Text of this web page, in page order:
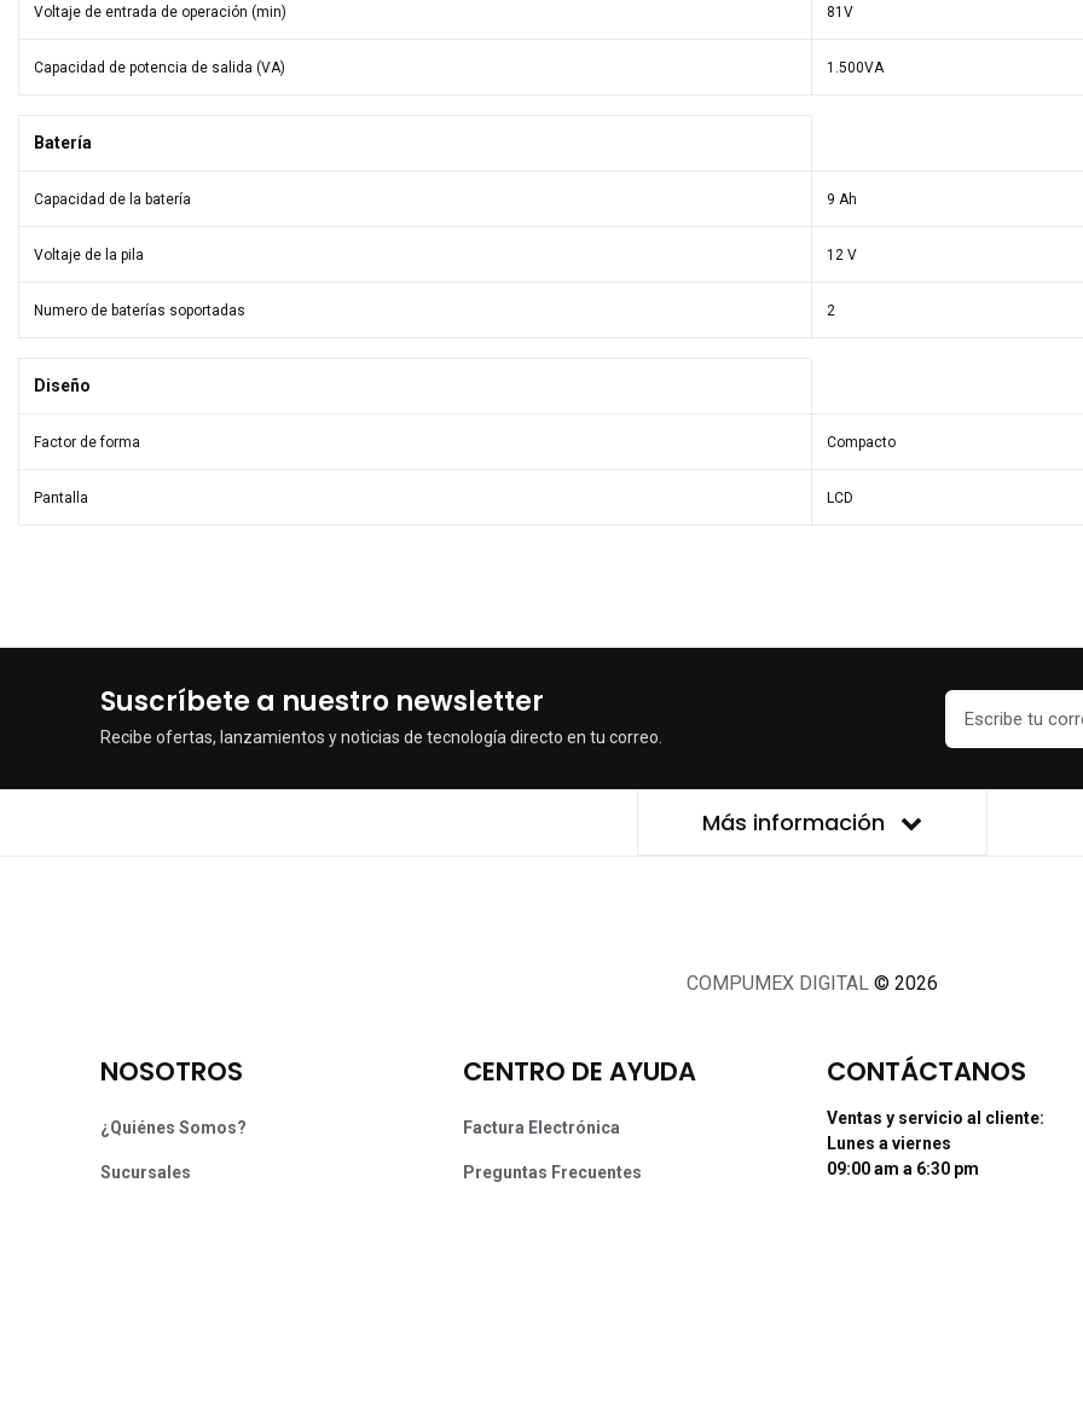
Voltaje de entrada de operación (min) 81V
Capacidad de potencia de salida (VA) 1.500VA
Batería
Capacidad de la batería 9 Ah
Voltaje de la pila 12 V
Numero de baterías soportadas 2
Diseño
Factor de forma Compacto
Pantalla LCD
Suscríbete a nuestro newsletter
Recibe ofertas, lanzamientos y noticias de tecnología directo en tu correo.
Más información
COMPUMEX DIGITAL © 2026
NOSOTROS
¿Quiénes Somos?
Sucursales
CENTRO DE AYUDA
Factura Electrónica
Preguntas Frecuentes
CONTÁCTANOS
Ventas y servicio al cliente:
Lunes a viernes
09:00 am a 6:30 pm